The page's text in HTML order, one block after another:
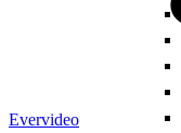
Evervideo